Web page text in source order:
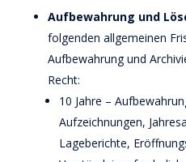
Aufbewahrung und
folgenden allgemeinen
Aufbewahrung und
Recht:
10 Jahre –
Aufzeichnungen,
Lageberichte,